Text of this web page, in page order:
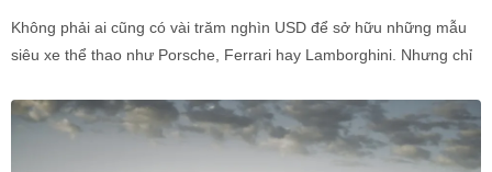
Không phải ai cũng có vài trăm nghìn USD để sở hữu những mẫu
siêu xe thể thao như Porsche, Ferrari hay Lamborghini. Nhưng chỉ